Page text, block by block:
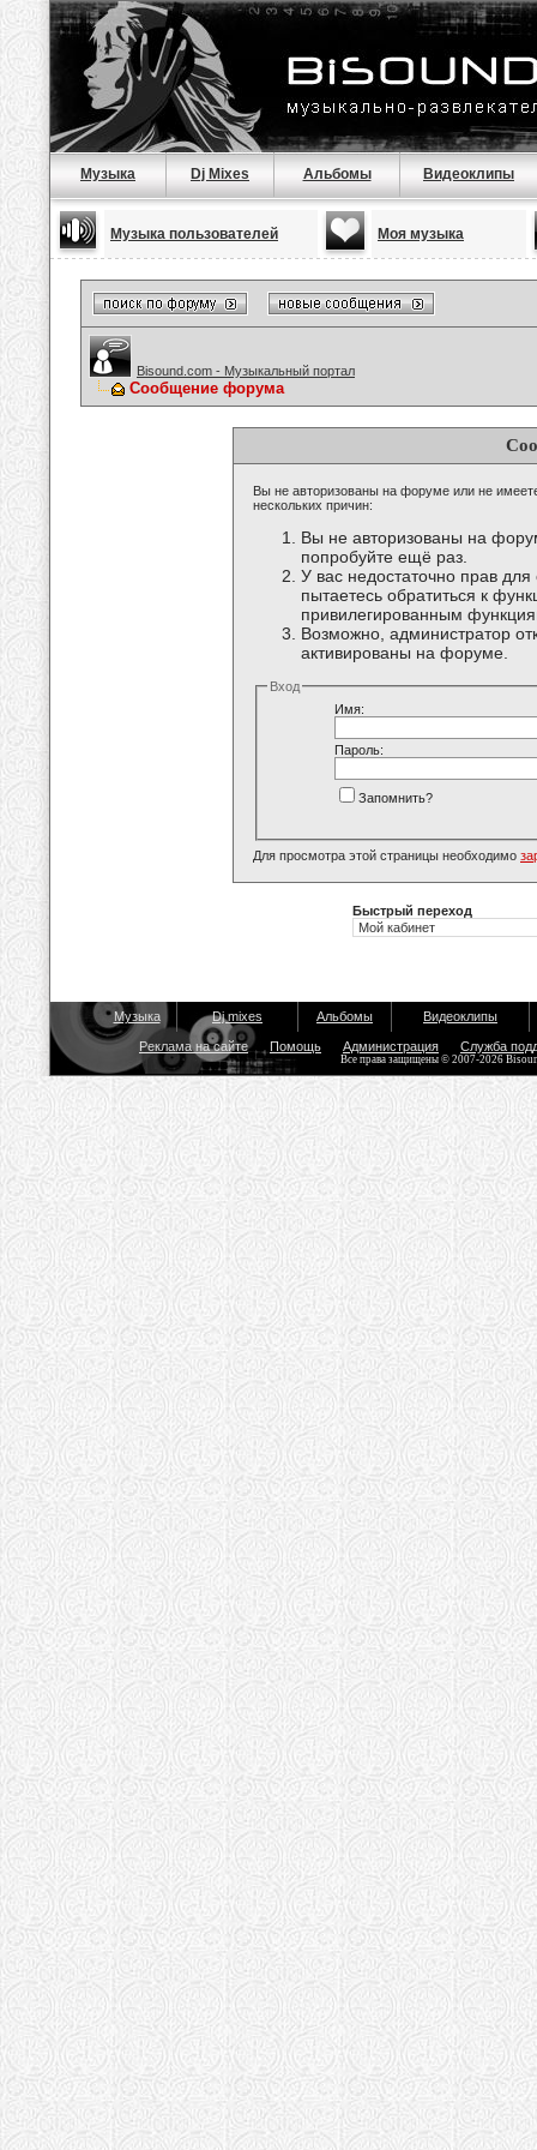
Музыка Dj Mixes Альбомы Видеоклипы
Музыка пользователей Моя музыка
Bisound.com - Музыкальный портал
Сообщение форума
Вы не авторизованы на форуме или не
нескольких причин:
Вы не авторизованы на
попробуйте ещё раз.
У вас недостаточно прав
пытаетесь обратиться к
привилегированным
Возможно, администратор
активированы на форуме.
Вход
Имя:
Пароль:
Запомнить?
Для просмотра этой страницы необходимо
Быстрый переход
Музыка Dj mixes Альбомы Видеоклипы
Реклама на сайте Помощь Администрация Служба
Все права защищены © 2007-2026